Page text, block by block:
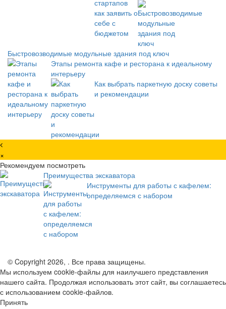
Быстровозводимые модульные здания под ключ
Этапы ремонта кафе и ресторана к идеальному
интерьеру
Как выбрать паркетную доску советы
и рекомендации
×
Рекомендуем посмотреть
Преимущества экскаватора
Инструменты для работы с кафелем:
определяемся с набором
© Copyright 2026, . Все права защищены.
Мы используем cookie-файлы для наилучшего представления
нашего сайта. Продолжая использовать этот сайт, вы соглашаетесь
с использованием cookie-файлов.
Принять